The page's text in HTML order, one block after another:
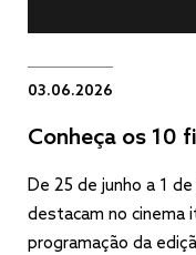
03.06.2026
Conheça os 10
De 25 de junho a 1
destacam no cinema
programação da